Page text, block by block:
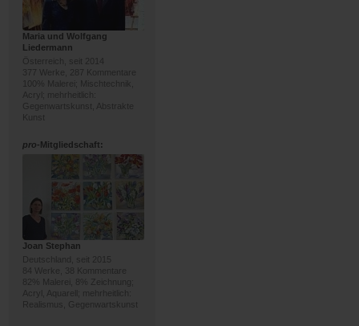
Maria und Wolfgang
Liedermann
Österreich, seit 2014
377 Werke, 287 Kommentare
100% Malerei; Mischtechnik,
Acryl; mehrheitlich:
Gegenwartskunst, Abstrakte
Kunst
pro-Mitgliedschaft:
Joan Stephan
Deutschland, seit 2015
84 Werke, 38 Kommentare
82% Malerei, 8% Zeichnung;
Acryl, Aquarell; mehrheitlich:
Realismus, Gegenwartskunst